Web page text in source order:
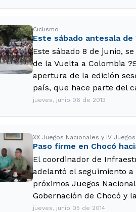
Ciclismo
Este sábado antesala
Este sábado 8 de junio,
de la Vuelta a Colombia
apertura de la edición
país, que hace parte del
jueves, junio 06 de 2013
XX Juegos Nacionales y IV
Paso firme en Chocó
El coordinador de
adelantó el seguimiento
próximos Juegos
Gobernación de Chocó y
jueves, junio 05 de 2014